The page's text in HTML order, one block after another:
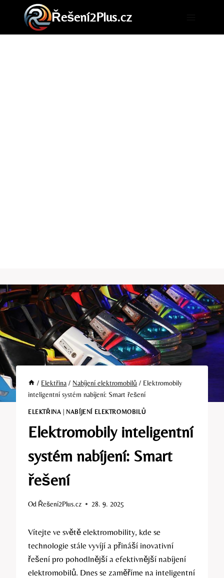
Přeskočit
obsah
Řešení2Plus.cz
/ Elektřina / Nabíjení elektromobilů / Elektromobily
inteligentní systém nabíjení: Smart řešení
ELEKTŘINA NABÍJENÍ ELEKTROMOBILŮ
Elektromobily inteligentní
systém nabíjení: Smart
řešení
Od Řešení2Plus.cz 28. 9. 2025
Vítejte ve světě elektromobility, kde se
technologie stále vyvíjí a přináší inovativní
řešení pro pohodlnější a efektivnější nabíjení
elektromobilů. Dnes se zaměříme na inteligentní